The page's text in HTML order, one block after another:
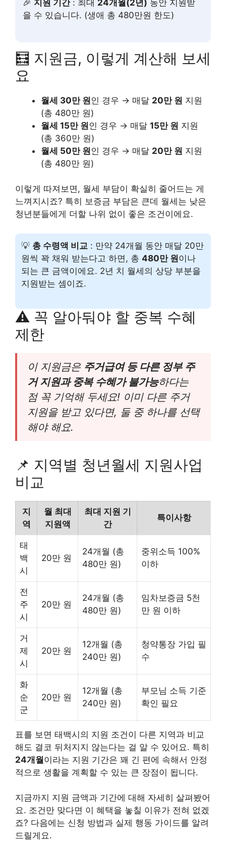
🎉 지원 기간: 최대 24개월(2년) 동안 지원받
을 수 있습니다. (생애 총 480만원 한도)
🧮 지원금, 이렇게 계산해 보세
요
월세 30만 원 인 경우 → 매달 20만 원 지원
(총 480만 원)
월세 15만 원 인 경우 → 매달 15만 원 지원
(총 360만 원)
월세 50만 원 인 경우 → 매달 20만 원 지원
(총 480만 원)
이렇게 따져보면, 월세 부담이 확실히 줄어드는 게
느껴지시죠? 특히 보증금 부담은 큰데 월세는 낮은
청년분들에게 더할 나위 없이 좋은 조건이에요.
💡 총 수령액 비교 : 만약 24개월 동안 매달 20만
원씩 꽉 채워 받는다고 하면, 총 480만 원이나
되는 큰 금액이에요. 2년 치 월세의 상당 부분을
지원받는 셈이죠.
⚠️ 꼭 알아둬야 할 중복 수혜
제한
이 지원금은 주거급여 등 다른 정부 주
거 지원과 중복 수혜가 불가능하다는
점 꼭 기억해 두세요! 이미 다른 주거
지원을 받고 있다면, 둘 중 하나를 선택
해야 해요.
📌 지역별 청년월세 지원사업
비교
지
역
월 최대
지원액
최대 지원 기
간
특이사항
태
백
시
20만 원
24개월 (총
480만 원)
중위소득 100%
이하
전
주
시
20만 원
24개월 (총
480만 원)
임차보증금 5천
만 원 이하
거
제
시
20만 원
12개월 (총
240만 원)
청약통장 가입 필
수
화
순
군
20만 원
12개월 (총
240만 원)
부모님 소득 기준
확인 필요
표를 보면 태백시의 지원 조건이 다른 지역과 비교
해도 결코 뒤처지지 않는다는 걸 알 수 있어요. 특히
24개월이라는 지원 기간은 꽤 긴 편에 속해서 안정
적으로 생활을 계획할 수 있는 큰 장점이 됩니다.
지금까지 지원 금액과 기간에 대해 자세히 살펴봤어
요. 조건만 맞다면 이 혜택을 놓칠 이유가 전혀 없겠
죠? 다음에는 신청 방법과 실제 행동 가이드를 알려
드릴게요.